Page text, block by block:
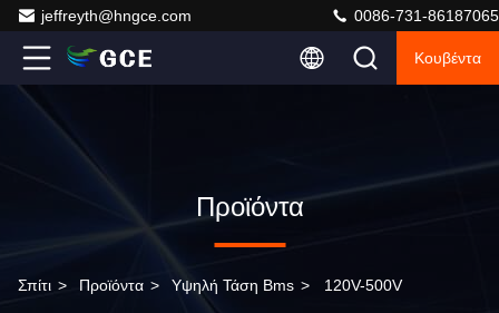
jeffreyth@hngce.com 0086-731-86187065
Κουβέντα
Προϊόντα
Σπίτι > Προϊόντα > Υψηλή Τάση Bms > 120V-500V